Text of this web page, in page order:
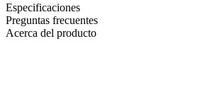
Especificaciones
Preguntas frecuentes
Acerca del producto